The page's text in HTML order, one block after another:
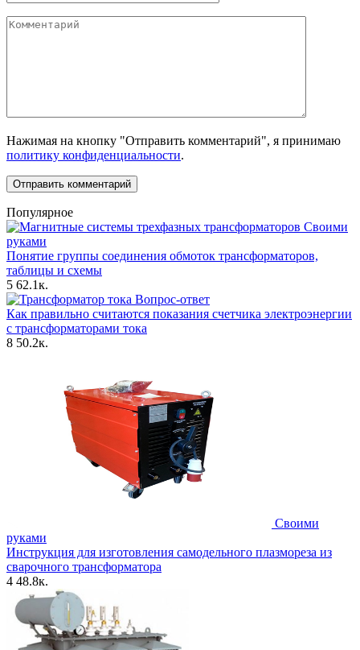
Комментарий
Нажимая на кнопку "Отправить комментарий", я принимаю
политику конфиденциальности.
Популярное
Своими
руками
Понятие группы соединения обмоток трансформаторов,
таблицы и схемы
5 62.1к.
Вопрос-ответ
Как правильно считаются показания счетчика электроэнергии
с трансформаторами тока
8 50.2к.
Своими
руками
Инструкция для изготовления самодельного плазмореза из
сварочного трансформатора
4 48.8к.